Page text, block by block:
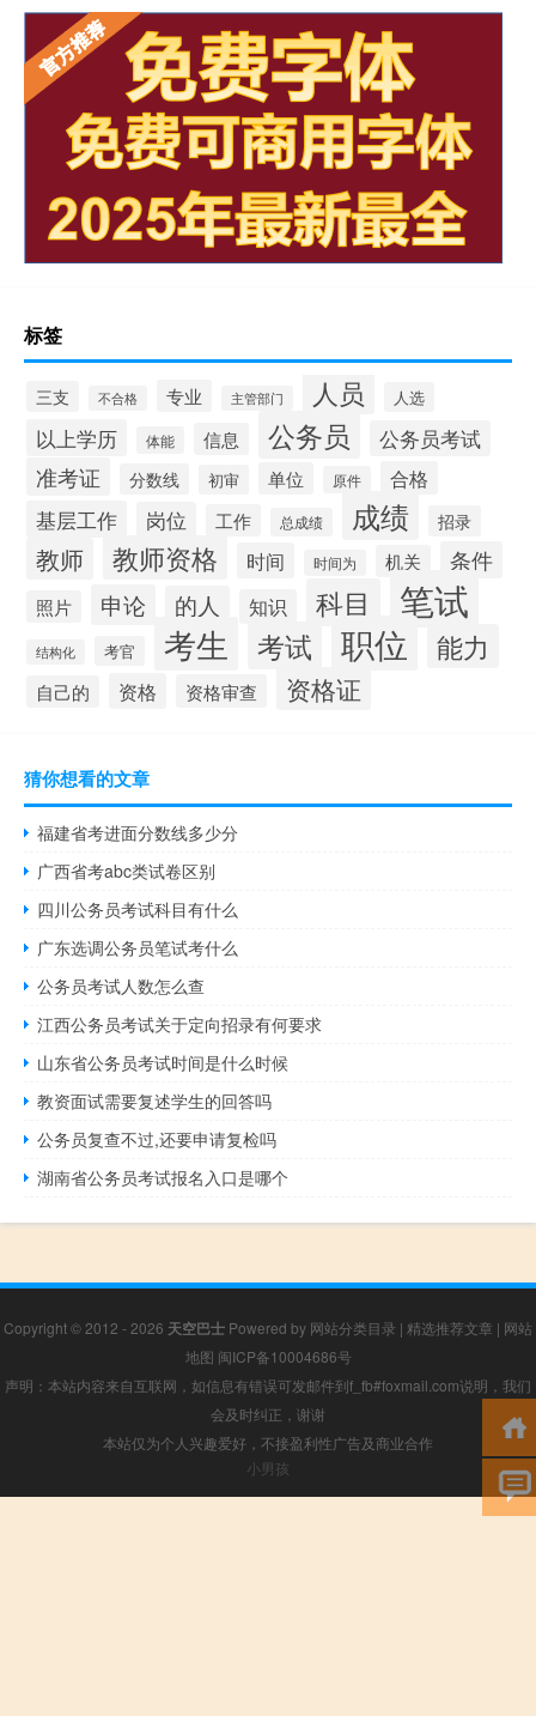
标签
三支 不合格 专业 主管部门 人员 人选
以上学历 体能 信息 公务员 公务员考试
准考证 分数线 初审 单位 原件 合格
基层工作 岗位 工作 总成绩 成绩 招录
教师 教师资格 时间 时间为 机关 条件
照片 申论 的人 知识 科目 笔试
结构化 考官 考生 考试 职位 能力
自己的 资格 资格审查 资格证
猜你想看的文章
福建省考进面分数线多少分
广西省考abc类试卷区别
四川公务员考试科目有什么
广东选调公务员笔试考什么
公务员考试人数怎么查
江西公务员考试关于定向招录有何要求
山东省公务员考试时间是什么时候
教资面试需要复述学生的回答吗
公务员复查不过,还要申请复检吗
湖南省公务员考试报名入口是哪个
Copyright © 2012 - 2026 天空巴士 Powered by 网站分类目录 | 精选推荐文章 | 网站
地图 闽ICP备10004686号
声明：本站内容来自互联网，如信息有错误可发邮件到f_fb#foxmail.com说明，我们
会及时纠正，谢谢
本站仅为个人兴趣爱好，不接盈利性广告及商业合作
小男孩